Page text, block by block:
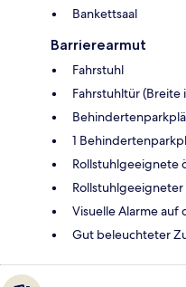
Bankettsaal
Barrierearmut
Fahrstuhl
Fahrstuhltür
1
Rollstuhlgeeignete
Rollstuhlgeeigneter
Visuelle Alarme auf
Gut beleuchteter